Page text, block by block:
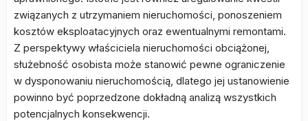
związanych z utrzymaniem nieruchomości, ponoszeniem
kosztów eksploatacyjnych oraz ewentualnymi remontami.
Z perspektywy właściciela nieruchomości obciążonej,
służebność osobista może stanowić pewne ograniczenie
w dysponowaniu nieruchomością, dlatego jej ustanowienie
powinno być poprzedzone dokładną analizą wszystkich
potencjalnych konsekwencji.